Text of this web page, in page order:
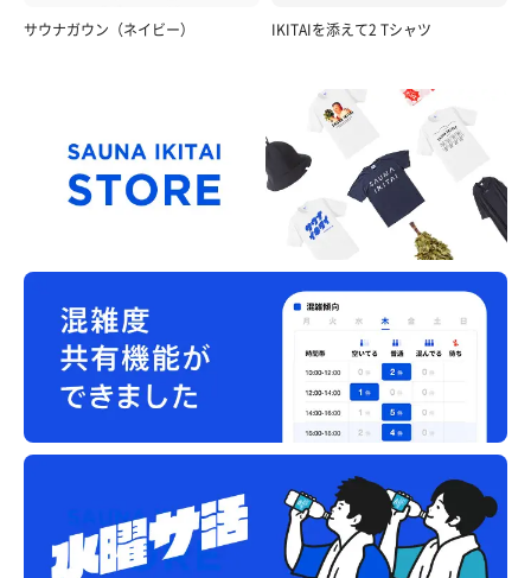
サウナガウン（ネイビー） IKITAIを添えて2 Tシャツ